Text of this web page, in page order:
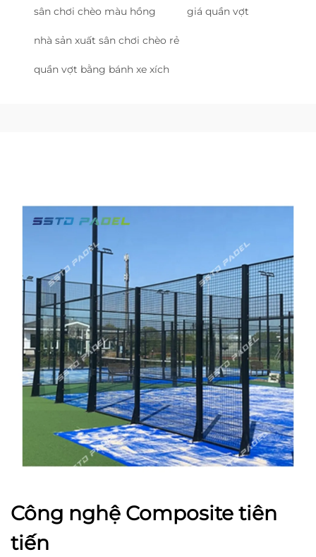
sân chơi chèo màu hồng giá quần vợt
nhà sản xuất sân chơi chèo rẻ
quần vợt bằng bánh xe xích
Công nghệ Composite tiên
tiến